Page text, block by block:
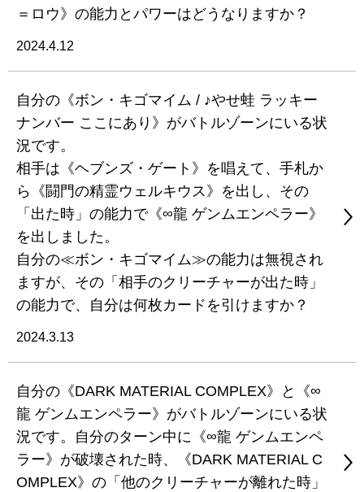
＝ロウ》の能力とパワーはどうなりますか？
2024.4.12
自分の《ボン・キゴマイム / ♪やせ蛙 ラッキー
ナンバー ここにあり》がバトルゾーンにいる状
況です。
相手は《ヘブンズ・ゲート》を唱えて、手札か
ら《闘門の精霊ウェルキウス》を出し、その
「出た時」の能力で《∞龍 ゲンムエンペラー》
を出しました。
自分の≪ボン・キゴマイム≫の能力は無視され
ますが、その「相手のクリーチャーが出た時」
の能力で、自分は何枚カードを引けますか？
2024.3.13
自分の《DARK MATERIAL COMPLEX》と《∞
龍 ゲンムエンペラー》がバトルゾーンにいる状
況です。自分のターン中に《∞龍 ゲンムエンペ
ラー》が破壊された時、《DARK MATERIAL C
OMPLEX》の「他のクリーチャーが離れた時」